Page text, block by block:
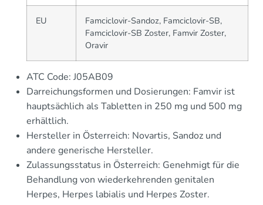
EU
Famciclovir-Sandoz, Famciclovir-SB,
Famciclovir-SB Zoster, Famvir Zoster,
Oravir
ATC Code: J05AB09
Darreichungsformen und Dosierungen: Famvir ist
hauptsächlich als Tabletten in 250 mg und 500 mg
erhältlich.
Hersteller in Österreich: Novartis, Sandoz und
andere generische Hersteller.
Zulassungsstatus in Österreich: Genehmigt für die
Behandlung von wiederkehrenden genitalen
Herpes, Herpes labialis und Herpes Zoster.